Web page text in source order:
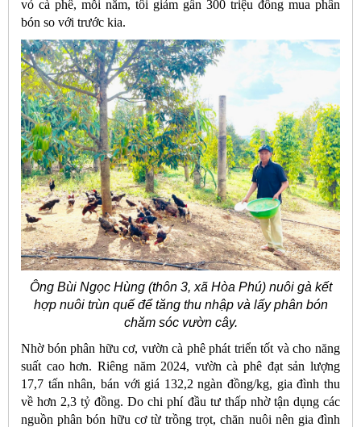
vỏ cà phê, mỗi năm, tôi giảm gần 300 triệu đồng mua phân
bón so với trước kia.
Ông Bùi Ngọc Hùng (thôn 3, xã Hòa Phú) nuôi gà kết
hợp nuôi trùn quế để tăng thu nhập và lấy phân bón
chăm sóc vườn cây.
Nhờ bón phân hữu cơ, vườn cà phê phát triển tốt và cho năng
suất cao hơn. Riêng năm 2024, vườn cà phê đạt sản lượng
17,7 tấn nhân, bán với giá 132,2 ngàn đồng/kg, gia đình thu
về hơn 2,3 tỷ đồng. Do chi phí đầu tư thấp nhờ tận dụng các
nguồn phân bón hữu cơ từ trồng trọt, chăn nuôi nên gia đình